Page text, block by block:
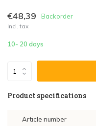
€48,39 Backorder
Incl. tax
10- 20 days
Product specifications
Article number